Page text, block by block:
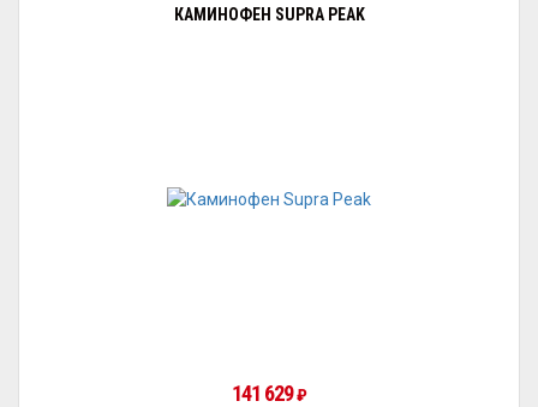
КАМИНОФЕН SUPRA PEAK
141 629₽